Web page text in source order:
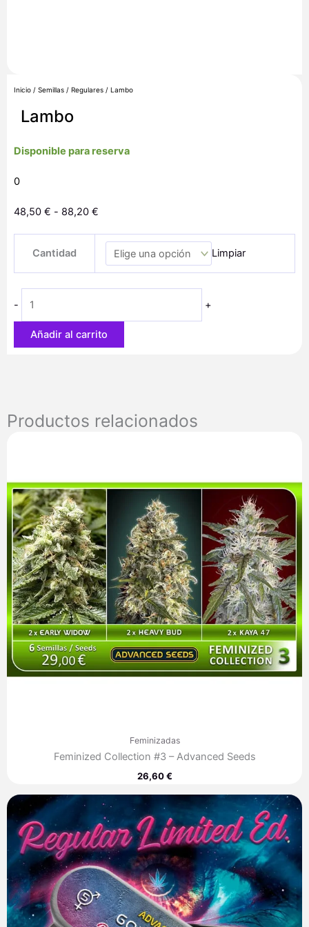
Inicio / Semillas / Regulares / Lambo
Lambo
Disponible para reserva
0
48,50 € - 88,20 €
precios:
desde
48,50 €
Cantidad Limpiar
-
cantidad
+
Añadir al carrito
Productos relacionados
Feminizadas
Feminized Collection #3 – Advanced Seeds
26,60€